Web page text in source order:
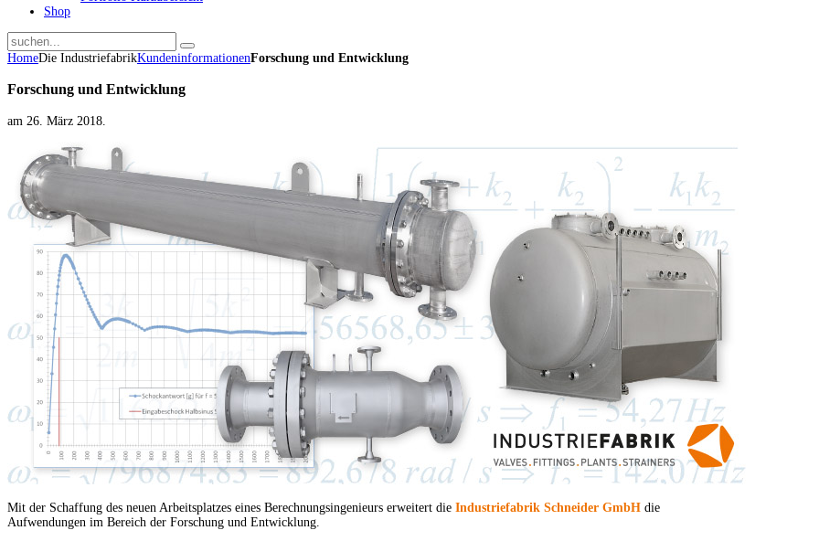
Shop
HomeDie IndustriefabrikKundeninformationenForschung und Entwicklung
Forschung und Entwicklung
am 26. März 2018
Mit der Schaffung des neuen Arbeitsplatzes eines Berechnungsingenieurs erweitert die Industriefabrik Schneider GmbH die
Aufwendungen im Bereich der Forschung und Entwicklung.